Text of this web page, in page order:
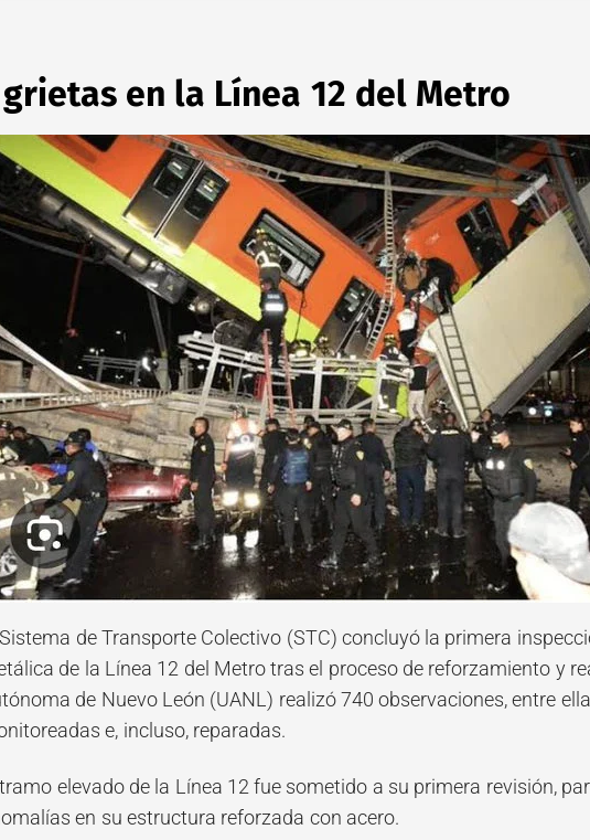
en la Línea 12 del Metro
de Transporte Colectivo (STC) concluyó la primera
de la Línea 12 del Metro tras el proceso de reforzamiento y
de Nuevo León (UANL) realizó 740 observaciones, entre
e, incluso, reparadas.
elevado de la Línea 12 fue sometido a su primera revisión,
en su estructura reforzada con acero.